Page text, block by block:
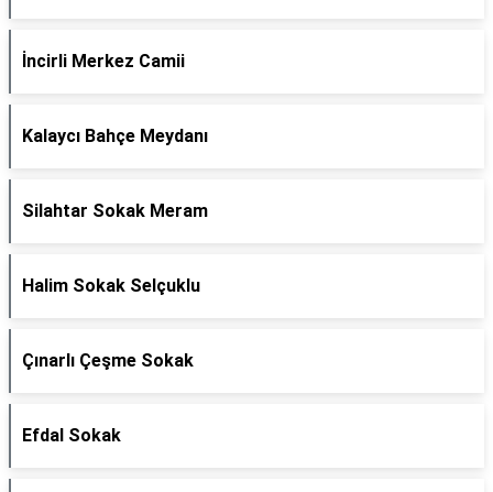
İncirli Merkez Camii
Kalaycı Bahçe Meydanı
Silahtar Sokak Meram
Halim Sokak Selçuklu
Çınarlı Çeşme Sokak
Efdal Sokak